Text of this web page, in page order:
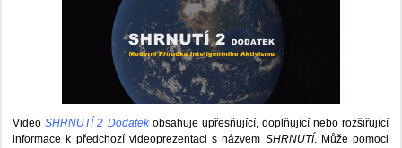
VideoSHRNUTÍ 2 Dodatekobsahuje upřesňující, doplňující nebo rozšiřující
informace k předchozí videoprezentaci s názvem SHRNUTÍ. Může pomoci